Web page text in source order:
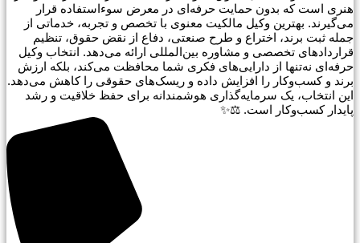
هنری است که بدون حمایت حرفه‌ای در معرض سوءاستفاده قرار
می‌گیرند. بهترین وکیل مالکیت معنوی با تخصص و تجربه، خدماتی از
جمله ثبت برند، اختراع و طرح صنعتی، دفاع از نقض حقوق، تنظیم
قراردادهای تخصصی و مشاوره بین‌المللی ارائه می‌دهد. انتخاب وکیل
حرفه‌ای نه‌تنها از دارایی‌های فکری شما محافظت می‌کند، بلکه ارزش
برند و کسب‌وکار را افزایش داده و ریسک‌های حقوقی را کاهش می‌دهد.
این انتخاب، یک سرمایه‌گذاری هوشمندانه برای حفظ خلاقیت و رشد
پایدار کسب‌وکار است. ⚖️✨